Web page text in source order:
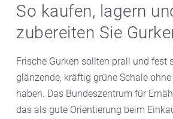
So kaufen, lagern
zubereiten Sie
Frische Gurken sollten prall und fest
glänzende, kräftig grüne Schale
haben. Das Bundeszentrum für
das als gute Orientierung beim